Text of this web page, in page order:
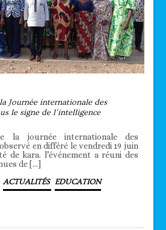
Journée internationale des
le signe de l’intelligence
la journée internationale des
en différé le vendredi 19 juin
de kara. l’événement a réuni des
de […]
ACTUALITÉS EDUCATION